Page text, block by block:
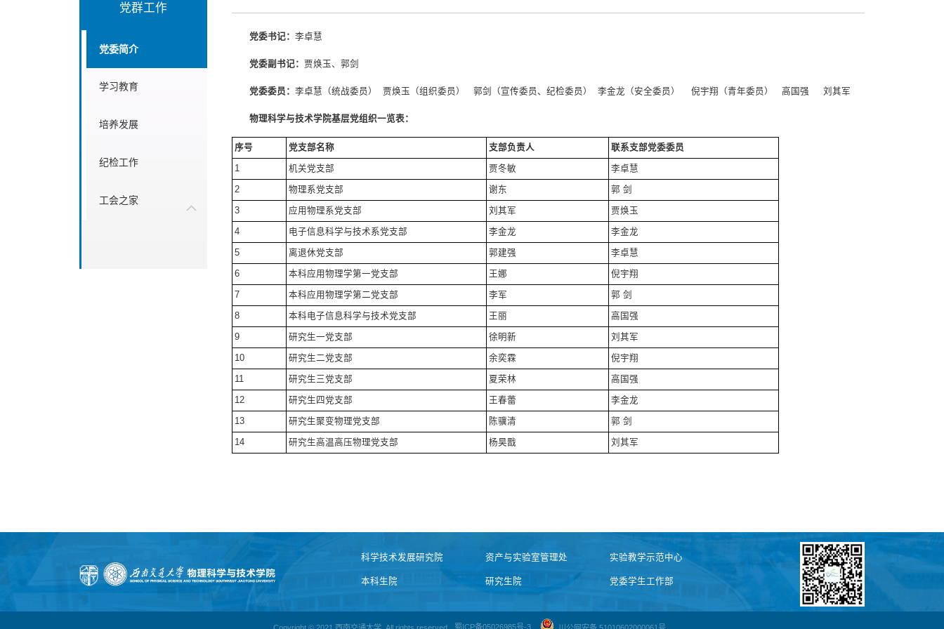
党群工作
党委简介
学习教育
培养发展
纪检工作
工会之家
党委书记： 李卓慧
党委副书记： 贾焕玉、郭剑
党委委员： 李卓慧（统战委员） 贾焕玉（组织委员） 郭剑（宣传委员、纪检委员） 李金龙（安全委员） 倪宇翔（青年委员） 高国强 刘其军
物理科学与技术学院基层党组织一览表：
序号 党支部名称 支部负责人 联系支部党委委员
1 机关党支部 贾冬敏 李卓慧
2 物理系党支部 谢东 郭 剑
3 应用物理系党支部 刘其军 贾焕玉
4 电子信息科学与技术系党支部 李金龙 李金龙
5 离退休党支部 郭建强 李卓慧
6 本科应用物理学第一党支部 王娜 倪宇翔
7 本科应用物理学第二党支部 李军 郭 剑
8 本科电子信息科学与技术党支部 王丽 高国强
9 研究生一党支部 徐明新 刘其军
10 研究生二党支部 余奕霖 倪宇翔
11 研究生三党支部 夏荣林 高国强
12 研究生四党支部 王春蕾 李金龙
13 研究生聚变物理党支部 陈骥清 郭 剑
14 研究生高温高压物理党支部 杨昊戬 刘其军
科学技术发展研究院 资产与实验室管理处 实验教学示范中心
本科生院 研究生院 党委学生工作部
Copyright © 2021 西南交通大学. All rights reserved. 蜀ICP备05026985号-3 川公网安备 51010602000061号